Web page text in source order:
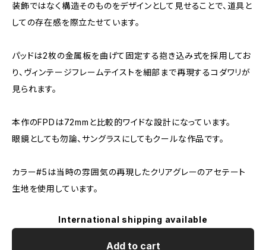
装飾ではなく構造そのものをデザインとして見せることで、道具と
しての存在感を際立たせています。
パッドは2枚の金属板を曲げて固定する抱き込み式を採用してお
り、ヴィンテージフレームテイストを細部まで再現するコダワリが
見られます。
本作のFPDは72mmと比較的ワイドな設計になっています。
眼鏡としても勿論、サングラスにしてもクールな作品です。
カラー#5は当時の雰囲気の再現したクリアグレーのアセテート
生地を使用しています。
International shipping available
Add to cart